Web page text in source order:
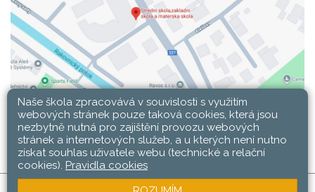
Naše škola zpracovává v souvislosti s využitím
webových stránek pouze taková cookies, která jsou
nezbytně nutná pro zajištění provozu webových
stránek a internetových služeb, a u kterých není nutno
získat souhlas uživatele webu (technické a relační
cookies). Pravidla cookies